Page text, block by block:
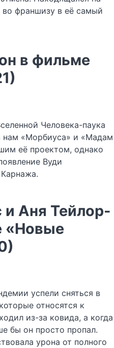
во франшизу в её самый
в фильме
Человека-паука
нам «Морбиуса» и «Мадам
её проектом, однако
Вуди
Аня Тейлор-
«Новые
успели сняться в
относятся к
из-за ковида, а когда
бы он просто пропал.
урона от полного